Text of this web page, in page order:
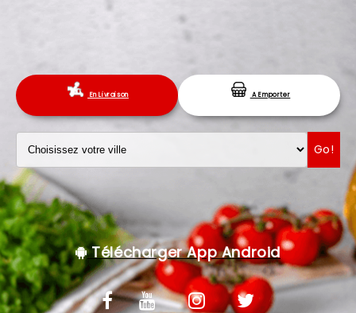
VOTRE COMPTE
NOTRE RESTAURANT
VOS AVIS
MENTIONS LÉGALES
C.G.V
En Livraison A Emporter
Go!
Télécharger App Android